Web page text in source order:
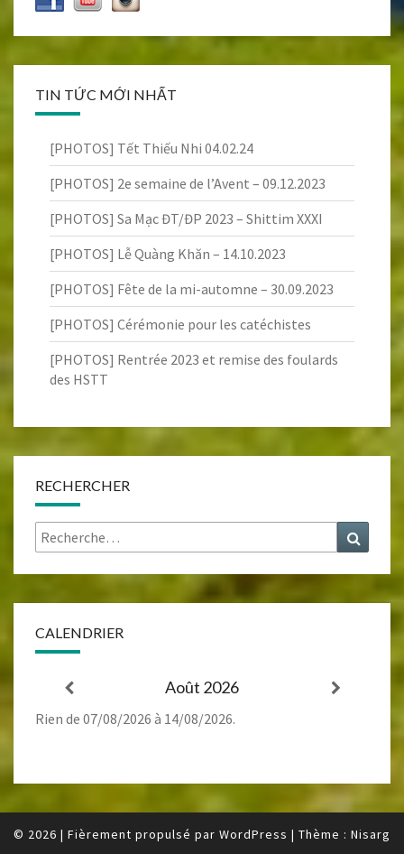
TIN TỨC MỚI NHẤT
[PHOTOS] Tết Thiếu Nhi 04.02.24
[PHOTOS] 2e semaine de l’Avent – 09.12.2023
[PHOTOS] Sa Mạc ĐT/ĐP 2023 – Shittim XXXI
[PHOTOS] Lễ Quàng Khăn – 14.10.2023
[PHOTOS] Fête de la mi-automne – 30.09.2023
[PHOTOS] Cérémonie pour les catéchistes
[PHOTOS] Rentrée 2023 et remise des foulards
des HSTT
RECHERCHER
Rechercher :
CALENDRIER
Août 2026
Rien de 07/08/2026 à 14/08/2026.
© 2026 | Fièrement propulsé par WordPress | Thème : Nisarg